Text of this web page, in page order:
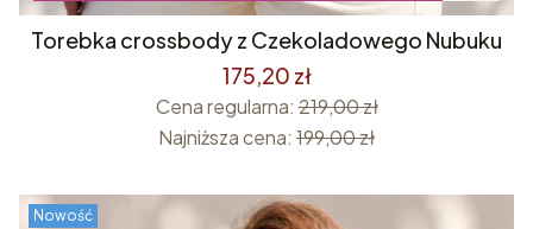
Torebka crossbody z Czekoladowego Nubuku
175,20 zł
Cena regularna: 219,00 zł
Najniższa cena: 199,00 zł
Nowość